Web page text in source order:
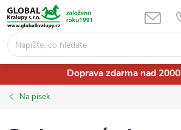
Přejít
na
obsah
Doprava zdarma nad
Na písek